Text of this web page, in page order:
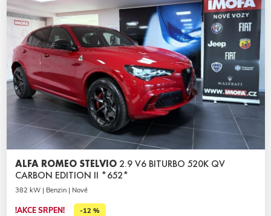
ALFA ROMEO STELVIO 2.9 V6 BITURBO 520K QV
CARBON EDITION II *652*
382 kW | Benzin | Nové
!AKCE SRPEN! -12 %